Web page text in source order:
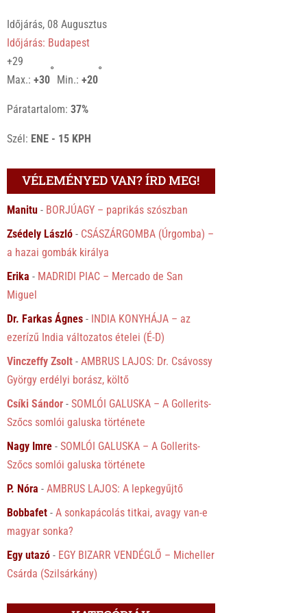
Időjárás, 08 Augusztus
Időjárás: Budapest
+29
Max.:+30
°
Min.:+20
°
Páratartalom:37%
Szél: ENE - 15 KPH
VÉLEMÉNYED VAN? ÍRD MEG!
Manitu - BORJÚAGY – paprikás szószban
Zsédely László - CSÁSZÁRGOMBA (Úrgomba) –
a hazai gombák királya
Erika - MADRIDI PIAC – Mercado de San
Miguel
Dr. Farkas Ágnes - INDIA KONYHÁJA – az
ezerízű India változatos ételei (É-D)
Vinczeffy Zsolt -AMBRUS LAJOS: Dr. Csávossy
György erdélyi borász, költő
Csíki Sándor -SOMLÓI GALUSKA – A Gollerits-
Szőcs somlói galuska története
Nagy Imre -SOMLÓI GALUSKA – A Gollerits-
Szőcs somlói galuska története
P. Nóra -AMBRUS LAJOS: A lepkegyűjtő
Bobbafet -A sonkapácolás titkai, avagy van-e
magyar sonka?
Egy utazó - EGY BIZARR VENDÉGLŐ – Micheller
Csárda (Szilsárkány)